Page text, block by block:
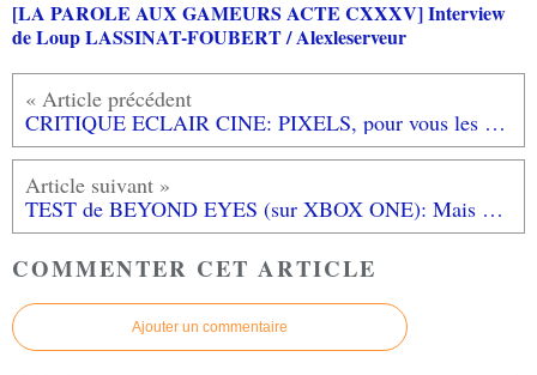
[LA PAROLE AUX GAMEURS ACTE CXXXV] Interview
de Loup LASSINAT-FOUBERT / Alexleserveur
CRITIQUE ECLAIR CINE: PIXELS, pour vous les geeks!
TEST de BEYOND EYES (sur XBOX ONE): Mais où est donc passé Nina? Nananananana...
COMMENTER CET ARTICLE
Ajouter un commentaire